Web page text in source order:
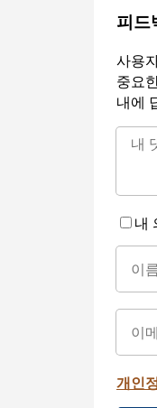
피드
사용
중요
내에
내
개인